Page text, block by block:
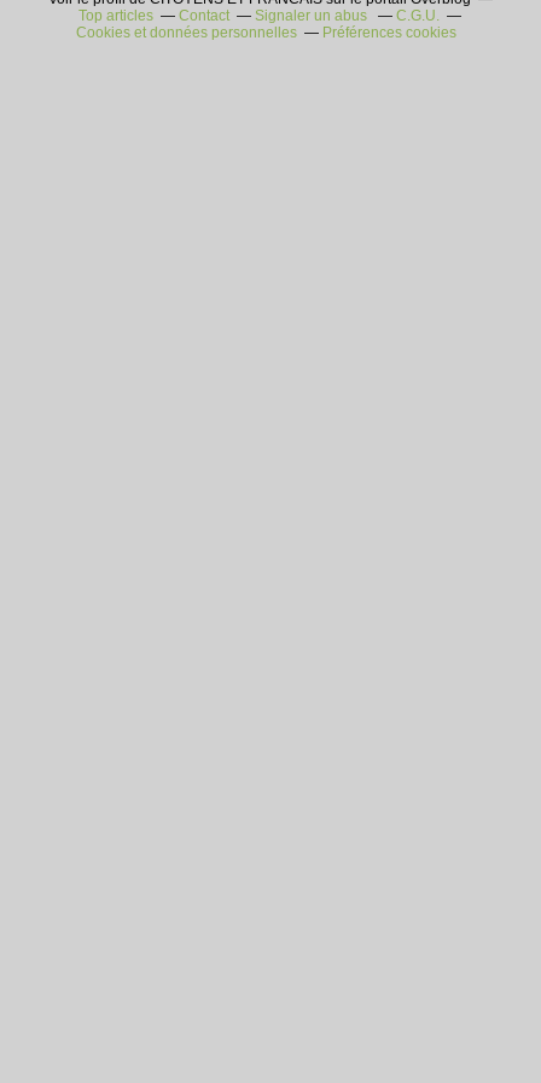
Top articles
Contact Signaler un abus
C.G.U.
Cookies et données personnelles
Préférences cookies